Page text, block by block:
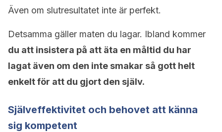
Även om slutresultatet inte är perfekt.
Detsamma gäller maten du lagar. Ibland kommer
du att insistera på att äta en måltid du har
lagat även om den inte smakar så gott helt
enkelt för att du gjort den själv.
Själveffektivitet och behovet att känna
sig kompetent